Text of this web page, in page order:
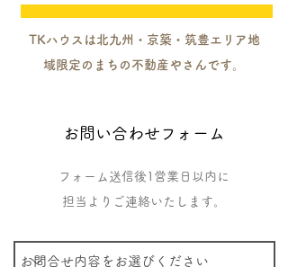
TKハウスは北九州・京築・筑豊エリア地
域限定のまちの不動産やさんです。
​お問い合わせフォーム
フォーム送信後1営業日以内に
​担当よりご連絡いたします。